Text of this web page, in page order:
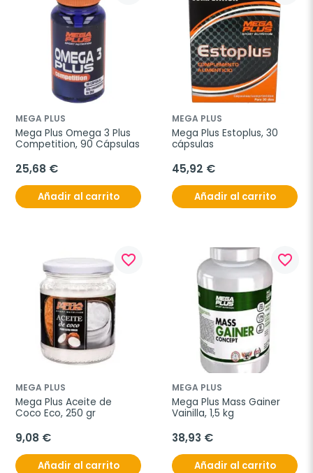
MEGA PLUS
Mega Plus Omega 3 Plus
Competition, 90 Cápsulas
25,68 €
Añadir al carrito
MEGA PLUS
Mega Plus Estoplus, 30
cápsulas
45,92 €
Añadir al carrito
favorite_border
MEGA PLUS
Mega Plus Aceite de
Coco Eco, 250 gr
9,08 €
Añadir al carrito
favorite_border
MEGA PLUS
Mega Plus Mass Gainer
Vainilla, 1,5 kg
38,93 €
Añadir al carrito